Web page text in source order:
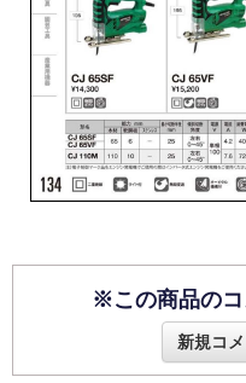
※この商品の
新規コ